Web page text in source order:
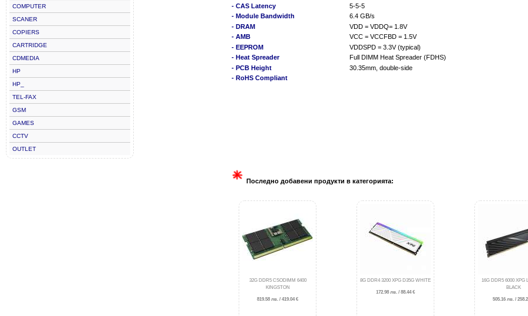
COMPUTER
SCANER
COPIERS
CARTRIDGE
CDMEDIA
HP
HP_
TEL-FAX
GSM
GAMES
CCTV
OUTLET
- CAS Latency
5-5-5
- Module Bandwidth
6.4 GB/s
- DRAM
VDD = VDDQ= 1.8V
- AMB
VCC = VCCFBD = 1.5V
- EEPROM
VDDSPD = 3.3V (typical)
- Heat Spreader
Full DIMM Heat Spreader (FDHS)
- PCB Height
30.35mm, double-side
- RoHS Compliant
Последно добавени продукти в категорията:
32G DDR5 CSODIMM 6400
KINGSTON
819.58 лв. / 419.04 €
8G DDR4 3200 XPG D35G WHITE
172.98 лв. / 88.44 €
16G DDR5 6000 XPG
BLACK
505.16 лв. /